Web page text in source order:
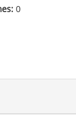
0